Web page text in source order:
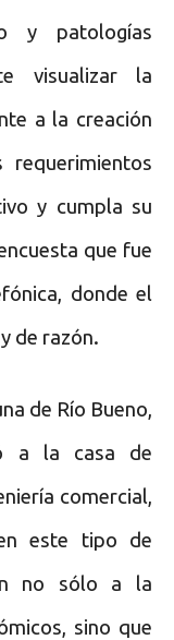
y patologías
visualizar la
a la creación
y cumpla su
que fue
donde el
de razón.
de Río Bueno,
a la casa de
comercial,
este tipo de
no sólo a la
sino que